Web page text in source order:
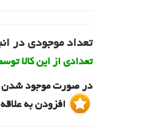
تعداد موجودی در
تعدادی از این کالا
در صورت موجود شدن
افزودن به